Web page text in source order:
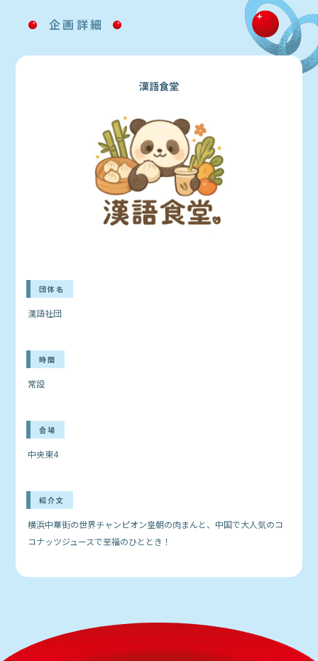
企画詳細
漢語食堂
団体名
漢語社団
時間
常設
会場
中央東4
紹介文
横浜中華街の世界チャンピオン皇朝の肉まんと、中国で大人気のコ
コナッツジュースで至福のひととき！